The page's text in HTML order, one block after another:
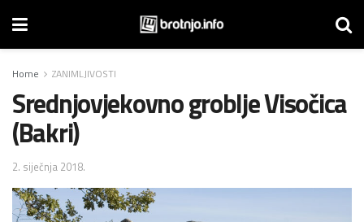
Home ZANIMLJIVOSTI
Srednjovjekovno groblje Visočica
(Bakri)
2. siječnja 2018.